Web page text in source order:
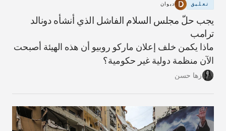
تعليق ديوان
يجب حلّ مجلس السلام الفاشل الذي أنشأه دونالد
ترامب
ماذا يكمن خلف إعلان ماركو روبيو أن هذه الهيئة أصبحت
الآن منظمة دولية غير حكومية؟
زها حسن